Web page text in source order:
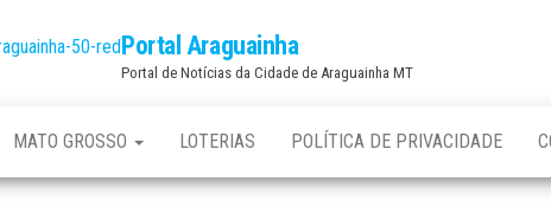
Portal Araguainha
Portal de Notícias da Cidade de Araguainha MT
MATO GROSSO LOTERIAS POLÍTICA DE PRIVACIDADE